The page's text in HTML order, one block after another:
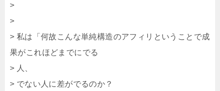
>
>
> 私は「何故こんな単純構造のアフィリということで成
果がこれほどまでにでる
> 人、
> でない人に差がでるのか？